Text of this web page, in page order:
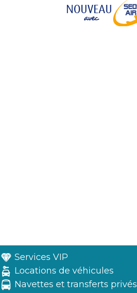
Services VIP
Locations de véhicules
Navettes et transferts privés